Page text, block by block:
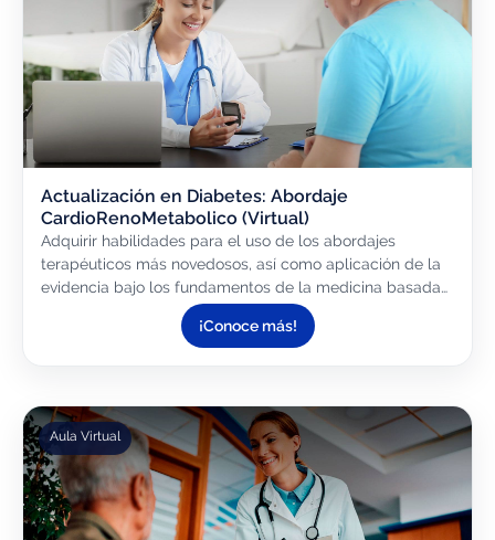
Actualización en Diabetes: Abordaje
CardioRenoMetabolico (Virtual)
Adquirir habilidades para el uso de los abordajes
terapéuticos más novedosos, así como aplicación de la
evidencia bajo los fundamentos de la medicina basada
en la evidencia, para realizar un abordaje independiente
¡Conoce más!
Aula Virtual